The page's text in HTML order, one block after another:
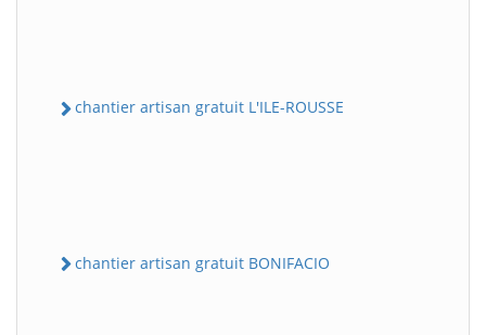
chantier artisan gratuit L'ILE-ROUSSE
chantier artisan gratuit BONIFACIO